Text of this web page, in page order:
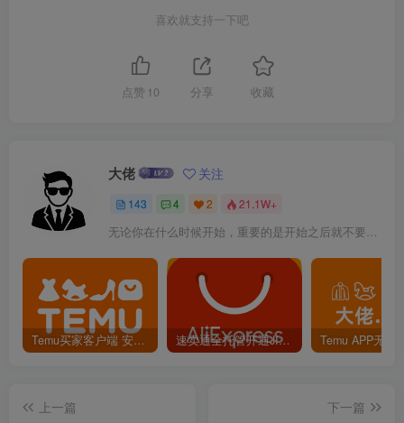
喜欢就支持一下吧
点赞 10 分享 收藏
大佬 关注
143 4 2 21.1W+
无论你在什么时候开始，重要的是开始之后就不要停止
Temu买家客户端 安卓版 下载 速卖通全托管开通JIT考试题目和答案
上一篇
下一篇